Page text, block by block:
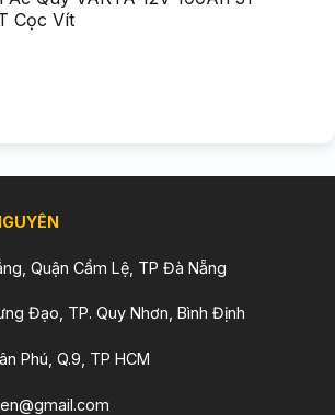
Cọc Vít
Quận Cẩm Lệ, TP Đà Nẵng
Đạo, TP. Quy Nhơn, Bình Định
Phú, Q.9, TP HCM